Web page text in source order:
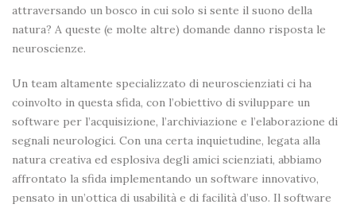
attraversando un bosco in cui solo si sente il suono della
natura? A queste (e molte altre) domande danno risposta le
neuroscienze.
Un team altamente specializzato di neuroscienziati ci ha
coinvolto in questa sfida, con l’obiettivo di sviluppare un
software per l’acquisizione, l’archiviazione e l’elaborazione di
segnali neurologici. Con una certa inquietudine, legata alla
natura creativa ed esplosiva degli amici scienziati, abbiamo
affrontato la sfida implementando un software innovativo,
pensato in un’ottica di usabilità e di facilità d’uso. Il software